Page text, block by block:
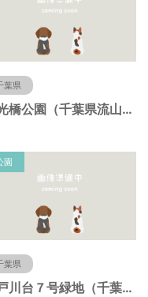
葉県
日光橋公園（千葉県流山市）
園
葉県
江戸川台７号緑地（千葉県流山市）